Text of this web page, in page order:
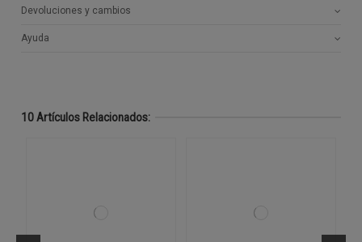
Devoluciones y cambios
Ayuda
10 Artículos Relacionados: